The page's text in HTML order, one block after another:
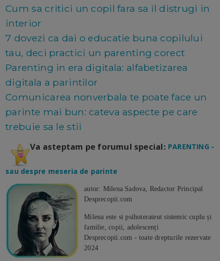
Cum sa critici un copil fara sa il distrugi in
interior
7 dovezi ca dai o educatie buna copilului
tau, deci practici un parenting corect
Parenting in era digitala: alfabetizarea
digitala a parintilor
Comunicarea nonverbala te poate face un
parinte mai bun: cateva aspecte pe care
trebuie sa le stii
Va asteptam pe forumul special: PARENTING -
sau despre meseria de parinte
autor: Milena Sadova, Redactor Principal
Desprecopii.com
Milena este si psihoterateut sistemic cuplu și
familie, copii, adolescenți
Desprecopii.com - toate drepturile rezervate
2024